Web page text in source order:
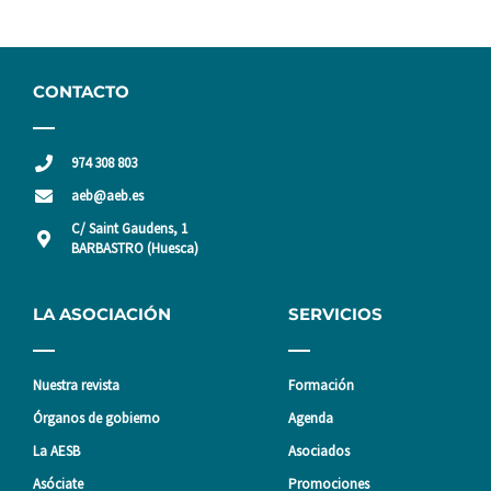
CONTACTO
974 308 803
aeb@aeb.es
C/ Saint Gaudens, 1
BARBASTRO (Huesca)
LA ASOCIACIÓN
Nuestra revista
Órganos de gobierno
La AESB
Asóciate
SERVICIOS
Formación
Agenda
Asociados
Promociones